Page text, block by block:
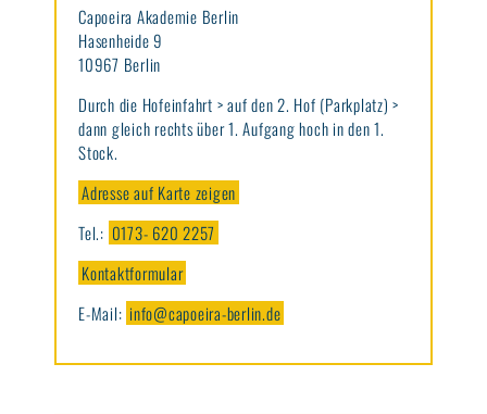
Capoeira Akademie Berlin
Hasenheide 9
10967 Berlin
Durch die Hofeinfahrt > auf den 2. Hof (Parkplatz) >
dann gleich rechts über 1. Aufgang hoch in den 1.
Stock.
Adresse auf Karte zeigen
Tel.: 0173- 620 2257
Kontaktformular
E-Mail: info@capoeira-berlin.de